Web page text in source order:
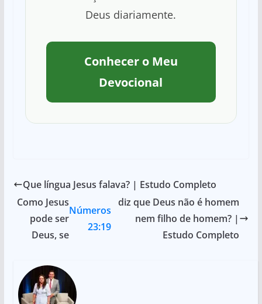
Deus diariamente.
Conhecer o Meu
Devocional
Que língua Jesus falava? | Estudo Completo
Como Jesus
pode ser
Deus, se
Números
23:19
diz que Deus não é homem
nem filho de homem? |
Estudo Completo